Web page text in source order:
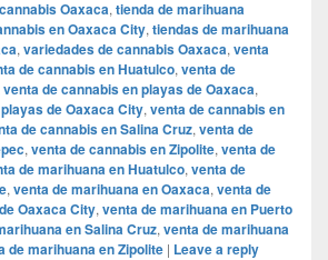
Oaxaca, tienda de marihuana
en Oaxaca City, tiendas de marihuana
, variedades de cannabis Oaxaca, venta
de cannabis en Huatulco, venta de
venta de cannabis en playas de Oaxaca,
de Oaxaca City, venta de cannabis en
de cannabis en Salina Cruz, venta de
, venta de cannabis en Zipolite, venta de
de marihuana en Huatulco, venta de
, venta de marihuana en Oaxaca, venta de
Oaxaca City, venta de marihuana en Puerto
en Salina Cruz, venta de marihuana
de marihuana en Zipolite | Leave a reply